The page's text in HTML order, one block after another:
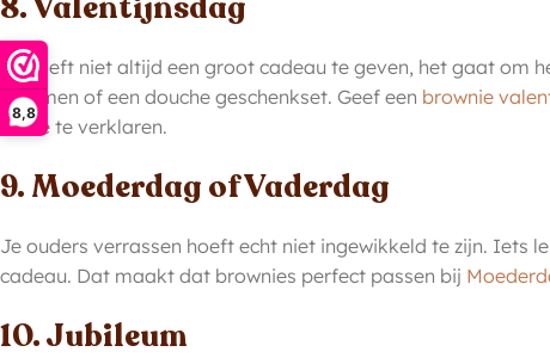
8,8
Je hoeft niet altijd een groot cadeau te geven, het gaat om
bloemen of een douche geschenkset. Geef een brownie
liefde te verklaren.
9. Moederdag of Vaderdag
Je ouders verrassen hoeft echt niet ingewikkeld te zijn. Iets
cadeau. Dat maakt dat brownies perfect passen bij
10. Jubileum